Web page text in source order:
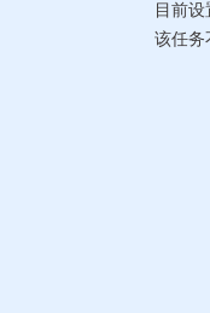
目前设置
该任务不